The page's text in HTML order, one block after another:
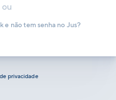
ou
e não tem senha no Jus?
privacidade